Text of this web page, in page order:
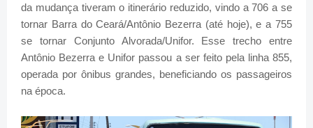
da mudança tiveram o itinerário reduzido, vindo a 706 a se
tornar Barra do Ceará/Antônio Bezerra (até hoje), e a 755
se tornar Conjunto Alvorada/Unifor. Esse trecho entre
Antônio Bezerra e Unifor passou a ser feito pela linha 855,
operada por ônibus grandes, beneficiando os passageiros
na época.